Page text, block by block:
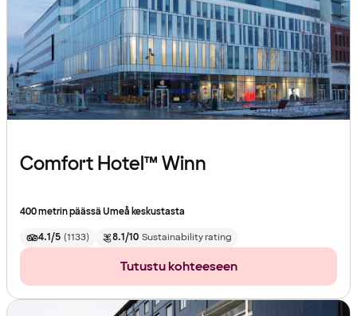
Comfort Hotel™ Winn
400 metrin päässä Umeå keskustasta
4.1/5 (1133) 8.1/10 Sustainability rating
Tutustu kohteeseen